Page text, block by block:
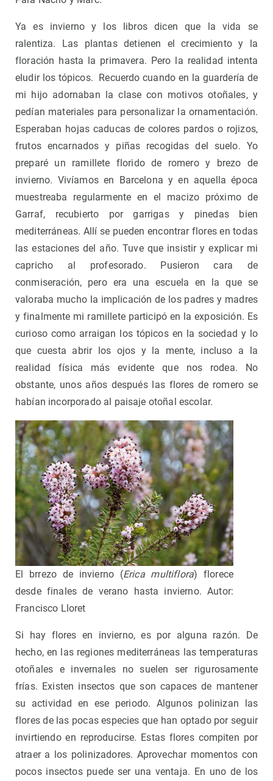
Ya es invierno y los libros dicen que la vida se
ralentiza. Las plantas detienen el crecimiento y la
floración hasta la primavera. Pero la realidad intenta
eludir los tópicos. Recuerdo cuando en la guardería de
mi hijo adornaban la clase con motivos otoñales, y
pedían materiales para personalizar la ornamentación.
Esperaban hojas caducas de colores pardos o rojizos,
frutos encarnados y piñas recogidas del suelo. Yo
preparé un ramillete florido de romero y brezo de
invierno. Vivíamos en Barcelona y en aquella época
muestreaba regularmente en el macizo próximo de
Garraf, recubierto por garrigas y pinedas bien
mediterráneas. Allí se pueden encontrar flores en todas
las estaciones del año. Tuve que insistir y explicar mi
capricho al profesorado. Pusieron cara de
conmiseración, pero era una escuela en la que se
valoraba mucho la implicación de los padres y madres
y finalmente mi ramillete participó en la exposición. Es
curioso como arraigan los tópicos en la sociedad y lo
que cuesta abrir los ojos y la mente, incluso a la
realidad física más evidente que nos rodea. No
obstante, unos años después las flores de romero se
habían incorporado al paisaje otoñal escolar.
El brrezo de invierno (Erica multiflora) florece
desde finales de verano hasta invierno. Autor:
Francisco Lloret
Si hay flores en invierno, es por alguna razón. De
hecho, en las regiones mediterráneas las temperaturas
otoñales e invernales no suelen ser rigurosamente
frías. Existen insectos que son capaces de mantener
su actividad en ese periodo. Algunos polinizan las
flores de las pocas especies que han optado por seguir
invirtiendo en reproducirse. Estas flores compiten por
atraer a los polinizadores. Aprovechar momentos con
pocos insectos puede ser una ventaja. En uno de los